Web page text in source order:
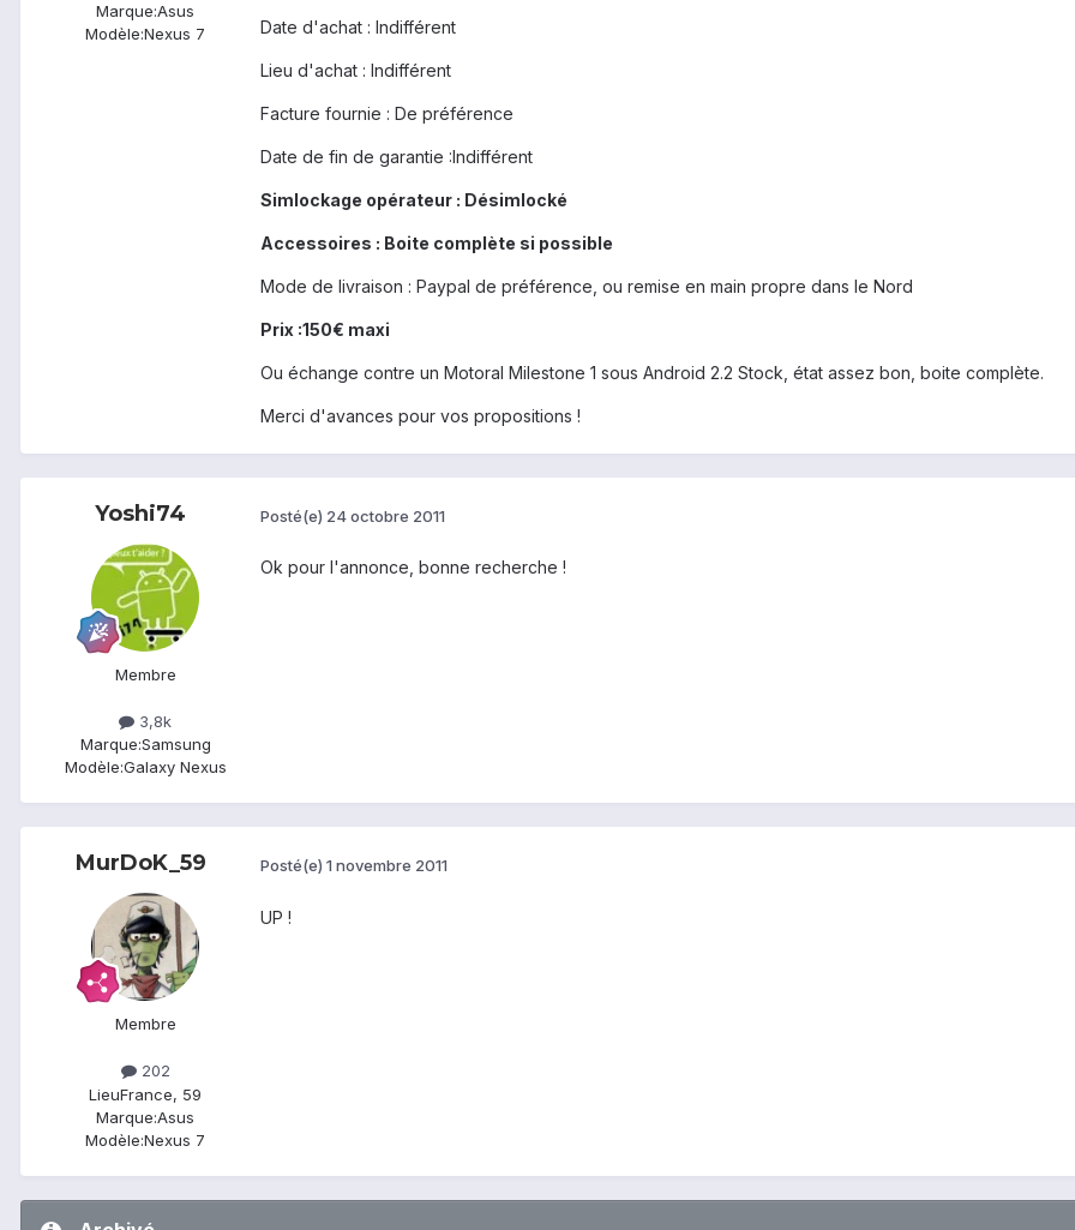
Marque:Asus
Modèle:Nexus 7 Date d'achat : Indifférent
Lieu d'achat : Indifférent
Facture fournie : De préférence
Date de fin de garantie :Indifférent
Simlockage opérateur : Désimlocké
Accessoires : Boite complète si possible
Mode de livraison : Paypal de préférence, ou remise en main propre dans le Nord
Prix :150€ maxi
Ou échange contre un Motoral Milestone 1 sous Android 2.2 Stock, état assez bon, boite complète.
Merci d'avances pour vos propositions !
Yoshi74
Membre
3,8k
Marque:Samsung
Modèle:Galaxy Nexus
Posté(e) 24 octobre 2011
Ok pour l'annonce, bonne recherche !
MurDoK_59
Membre
202
LieuFrance, 59
Marque:Asus
Modèle:Nexus 7
Posté(e) 1 novembre 2011
UP !